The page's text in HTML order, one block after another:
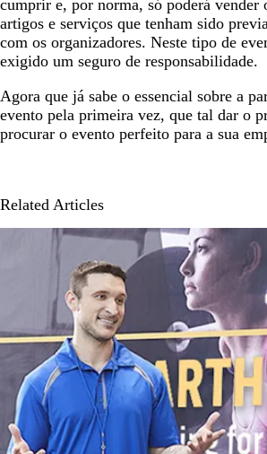
cumprir e, por norma, só poderá
artigos e serviços que tenham sido
com os organizadores. Neste tipo de
exigido um seguro de responsabilidade.
Agora que já sabe o essencial sobre a
evento pela primeira vez, que tal dar o
procurar o evento perfeito para a sua
Related Articles